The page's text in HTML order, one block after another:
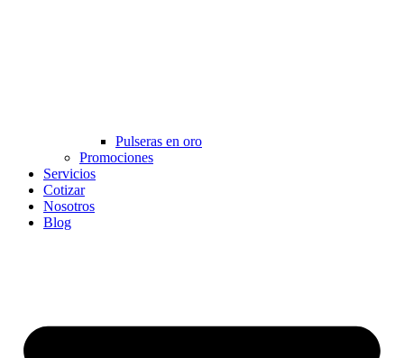
Pulseras en oro
Promociones
Servicios
Cotizar
Nosotros
Blog